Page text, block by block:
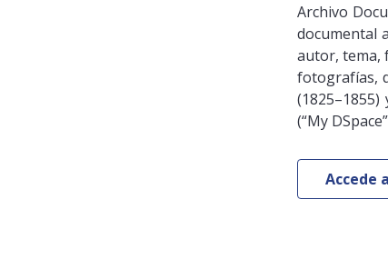
Archivo
documental
autor, tema,
fotografías,
(“My
Accede